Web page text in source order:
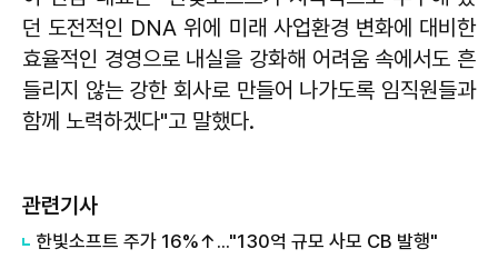
던 도전적인 DNA 위에 미래 사업환경 변화에 대비한
효율적인 경영으로 내실을 강화해 어려움 속에서도 흔
들리지 않는 강한 회사로 만들어 나가도록 임직원들과
함께 노력하겠다"고 말했다.
관련기사
한빛소프트 주가 16%↑..."130억 규모 사모 CB 발행"